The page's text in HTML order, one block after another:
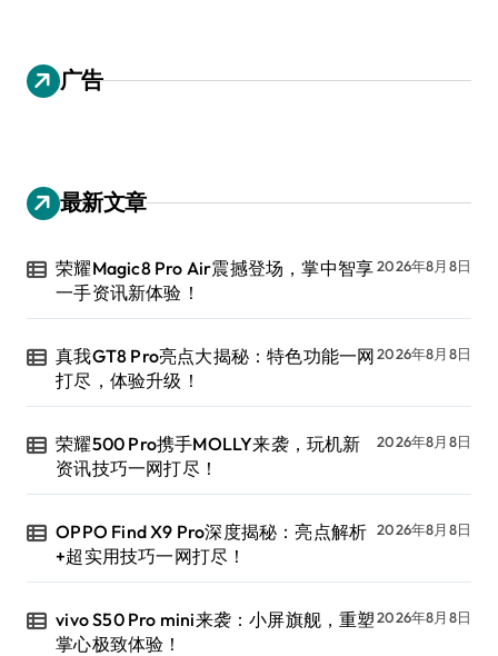
广告
最新文章
荣耀Magic8 Pro Air震撼登场，掌中智享
一手资讯新体验！
2026年8月8日
真我GT8 Pro亮点大揭秘：特色功能一网
打尽，体验升级！
2026年8月8日
荣耀500 Pro携手MOLLY来袭，玩机新
资讯技巧一网打尽！
2026年8月8日
OPPO Find X9 Pro深度揭秘：亮点解析
+超实用技巧一网打尽！
2026年8月8日
vivo S50 Pro mini来袭：小屏旗舰，重塑
掌心极致体验！
2026年8月8日